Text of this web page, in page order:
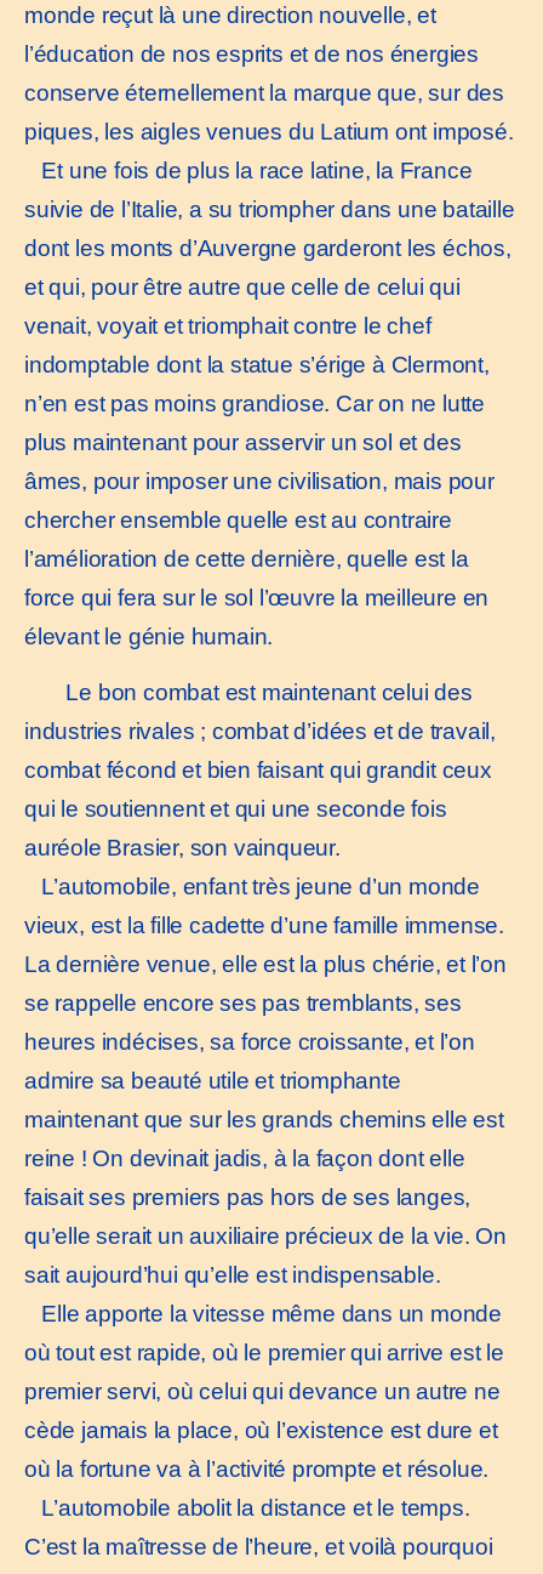
monde reçut là une direction nouvelle, et
l’éducation de nos esprits et de nos énergies
conserve éternellement la marque que, sur des
piques, les aigles venues du Latium ont imposé.
Et une fois de plus la race latine, la France
suivie de l’Italie, a su triompher dans une bataille
dont les monts d’Auvergne garderont les échos,
et qui, pour être autre que celle de celui qui
venait, voyait et triomphait contre le chef
indomptable dont la statue s’érige à Clermont,
n’en est pas moins grandiose. Car on ne lutte
plus maintenant pour asservir un sol et des
âmes, pour imposer une civilisation, mais pour
chercher ensemble quelle est au contraire
l’amélioration de cette dernière, quelle est la
force qui fera sur le sol l’œuvre la meilleure en
élevant le génie humain.
Le bon combat est maintenant celui des
industries rivales ; combat d’idées et de travail,
combat fécond et bien faisant qui grandit ceux
qui le soutiennent et qui une seconde fois
auréole Brasier, son vainqueur.
L’automobile, enfant très jeune d’un monde
vieux, est la fille cadette d’une famille immense.
La dernière venue, elle est la plus chérie, et l’on
se rappelle encore ses pas tremblants, ses
heures indécises, sa force croissante, et l’on
admire sa beauté utile et triomphante
maintenant que sur les grands chemins elle est
reine ! On devinait jadis, à la façon dont elle
faisait ses premiers pas hors de ses langes,
qu’elle serait un auxiliaire précieux de la vie. On
sait aujourd’hui qu’elle est indispensable.
Elle apporte la vitesse même dans un monde
où tout est rapide, où le premier qui arrive est le
premier servi, où celui qui devance un autre ne
cède jamais la place, où l’existence est dure et
où la fortune va à l’activité prompte et résolue.
L’automobile abolit la distance et le temps.
C’est la maîtresse de l’heure, et voilà pourquoi